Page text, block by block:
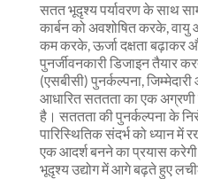
सतत भूदृश्य पर्यावरण के साथ
कार्बन को अवशोषित करके,
कम करके, ऊर्जा दक्षता बढ़ाकर
पुनर्जीवनकारी डिजाइन तैयार
(एसबीसी) पुनर्कल्पना,
आधारित सततता का एक
है। सततता की पुनर्कल्पना के
पारिस्थितिक संदर्भ को ध्यान में
एक आदर्श बनने का प्रयास
भूदृश्य उद्योग में आगे बढ़ते हुए